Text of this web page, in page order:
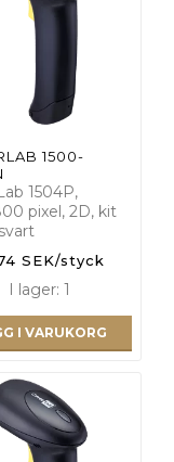
1500-
1504P,
pixel, 2D, kit
SEK/styck
I lager: 1
I VARUKORG